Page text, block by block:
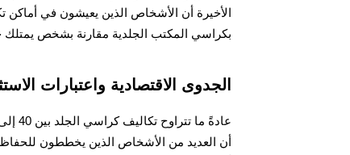
الأخيرة أن الأشخاص الذين يعيشون في أماكن
بكراسي المكتب الجلدية مقارنة بشخص يمتلك
الجدوى الاقتصادية واعتبارات
أن العديد من الأشخاص الذين يخططون للحفاظ